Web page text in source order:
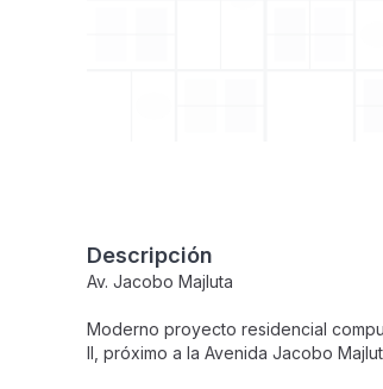
Descripción
Av. Jacobo Majluta
Moderno proyecto residencial
II, próximo a la Avenida Jacobo